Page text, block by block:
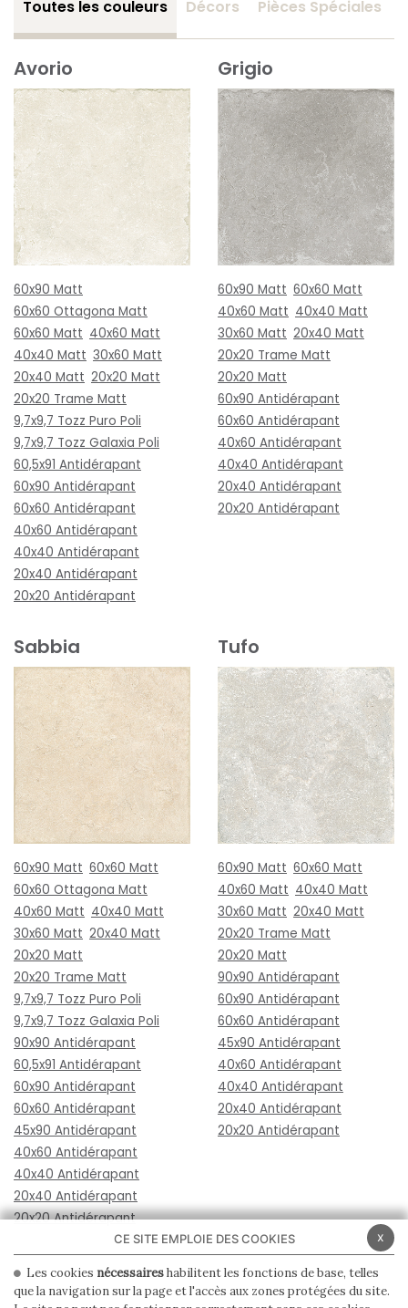
Toutes les couleurs Décors Pièces Spéciales
Avorio
60x90 Matt
60x60 Ottagona Matt
60x60 Matt 40x60 Matt
40x40 Matt 30x60 Matt
20x40 Matt 20x20 Matt
20x20 Trame Matt
9,7x9,7 Tozz Puro Poli
9,7x9,7 Tozz Galaxia Poli
60,5x91 Antidérapant
60x90 Antidérapant
60x60 Antidérapant
40x60 Antidérapant
40x40 Antidérapant
20x40 Antidérapant
20x20 Antidérapant
Grigio
60x90 Matt 60x60 Matt
40x60 Matt 40x40 Matt
30x60 Matt 20x40 Matt
20x20 Trame Matt
20x20 Matt
60x90 Antidérapant
60x60 Antidérapant
40x60 Antidérapant
40x40 Antidérapant
20x40 Antidérapant
20x20 Antidérapant
Sabbia
60x90 Matt 60x60 Matt
60x60 Ottagona Matt
40x60 Matt 40x40 Matt
30x60 Matt 20x40 Matt
20x20 Matt
20x20 Trame Matt
9,7x9,7 Tozz Puro Poli
9,7x9,7 Tozz Galaxia Poli
90x90 Antidérapant
60,5x91 Antidérapant
60x90 Antidérapant
60x60 Antidérapant
45x90 Antidérapant
40x60 Antidérapant
40x40 Antidérapant
20x40 Antidérapant
20x20 Antidérapant
Tufo
60x90 Matt 60x60 Matt
40x60 Matt 40x40 Matt
30x60 Matt 20x40 Matt
20x20 Trame Matt
20x20 Matt
90x90 Antidérapant
60x90 Antidérapant
60x60 Antidérapant
45x90 Antidérapant
40x60 Antidérapant
40x40 Antidérapant
20x40 Antidérapant
20x20 Antidérapant
x
CE SITE EMPLOIE DES COOKIES
Les cookies nécessaireshabilitent les fonctions de base, telles
que la navigation sur la page et l'accès aux zones protégées du site.